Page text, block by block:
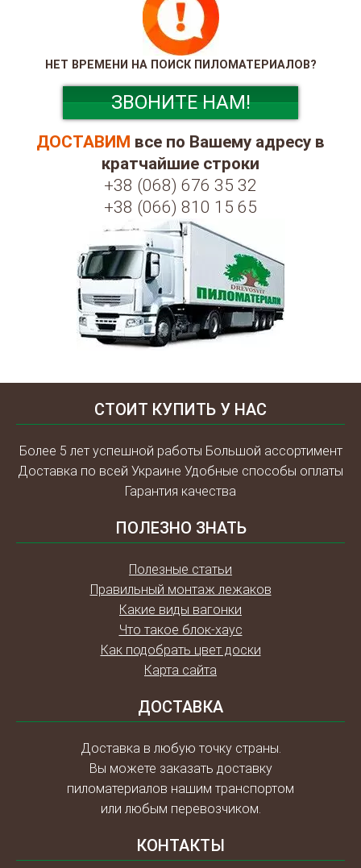
НЕТ ВРЕМЕНИ НА ПОИСК ПИЛОМАТЕРИАЛОВ?
ЗВОНИТЕ НАМ!
ДОСТАВИМ все по Вашему адресу в
кратчайшие строки
+38 (068) 676 35 32
+38 (066) 810 15 65
СТОИТ КУПИТЬ У НАС
Более 5 лет успешной работы Большой ассортимент
Доставка по всей Украине Удобные способы оплаты
Гарантия качества
ПОЛЕЗНО ЗНАТЬ
Полезные статьи
Правильный монтаж лежаков
Какие виды вагонки
Что такое блок-хаус
Как подобрать цвет доски
Карта сайта
ДОСТАВКА
Доставка в любую точку страны.
Вы можете заказать доставку
пиломатериалов нашим транспортом
или любым перевозчиком.
КОНТАКТЫ